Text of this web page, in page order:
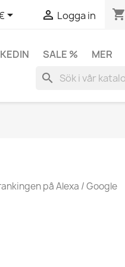
  Logga in shopping_cart
SALE % MER
search
på Alexa / Google